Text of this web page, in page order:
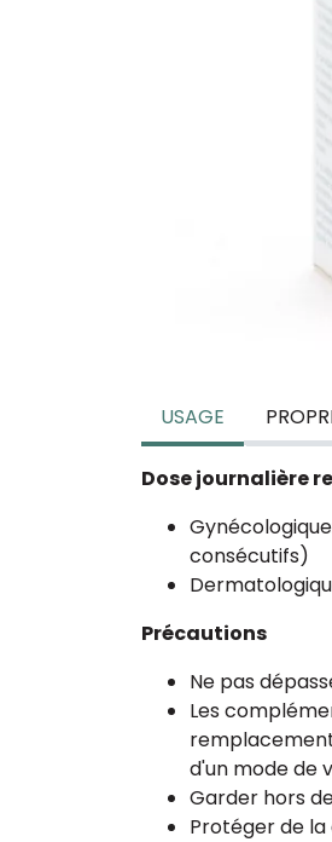
USAGE
Dose journalière
consécutifs)
Précautions
Ne pas
Les
d'un mode de
Garder hors
Protéger de la